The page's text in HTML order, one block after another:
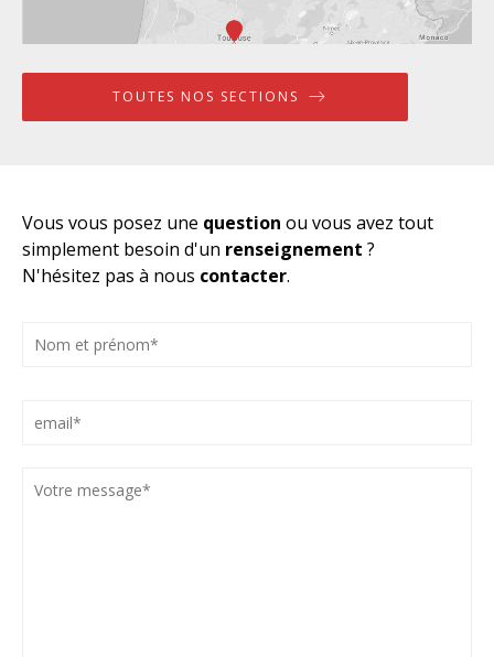
TOUTES NOS SECTIONS
Vous vous posez une question ou vous avez tout
simplement besoin d'un renseignement ?
N'hésitez pas à nous contacter.